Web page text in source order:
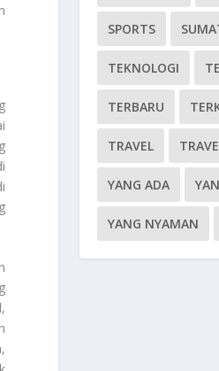
SPORTS
TEKNOLOGI
TERBARU
TRAVEL
YANG ADA
YANG NYAMAN